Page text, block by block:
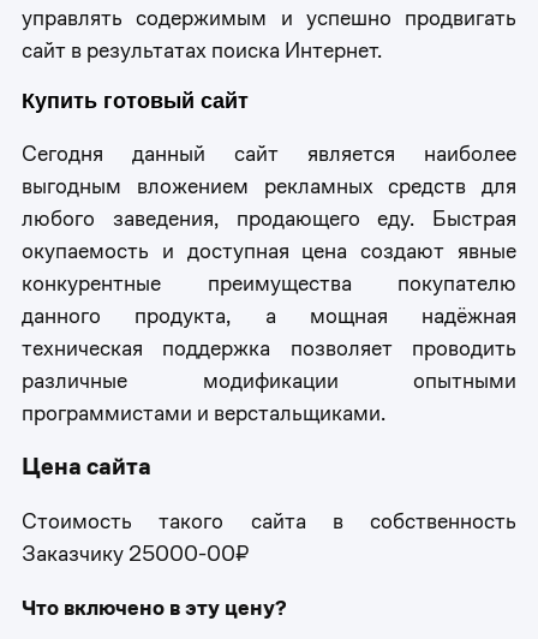
управлять содержимым и успешно продвигать
сайт в результатах поиска Интернет.
Купить готовый сайт
Сегодня данный сайт является наиболее
выгодным вложением рекламных средств для
любого заведения, продающего еду. Быстрая
окупаемость и доступная цена создают явные
конкурентные преимущества покупателю
данного продукта, а мощная надёжная
техническая поддержка позволяет проводить
различные модификации опытными
программистами и верстальщиками.
Цена сайта
Стоимость такого сайта в собственность
Заказчику 25000-00₽
Что включено в эту цену?